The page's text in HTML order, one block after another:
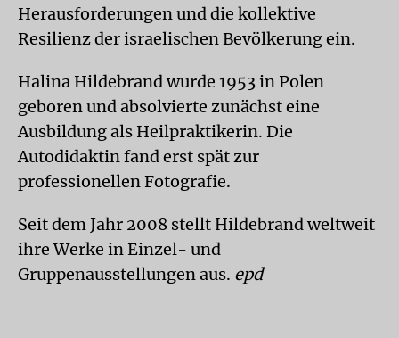
Herausforderungen und die kollektive
Resilienz der israelischen Bevölkerung ein.
Halina Hildebrand wurde 1953 in Polen
geboren und absolvierte zunächst eine
Ausbildung als Heilpraktikerin. Die
Autodidaktin fand erst spät zur
professionellen Fotografie.
Seit dem Jahr 2008 stellt Hildebrand weltweit
ihre Werke in Einzel- und
Gruppenausstellungen aus. epd